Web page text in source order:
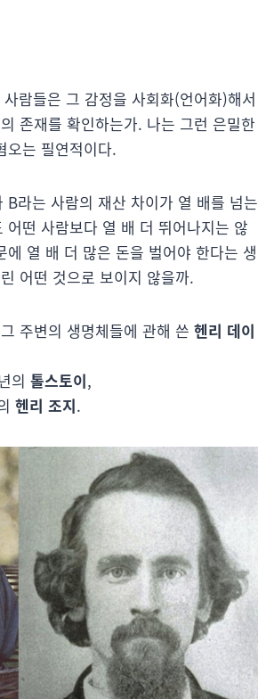
람들은 그 감정을 사회화(언어화)해서
존재를 확인하는가. 나는 그런 은밀한
오는 필연적이다.
라는 사람의 재산 차이가 열 배를 넘는
떤 사람보다 열 배 더 뛰어나지는 않
열 배 더 많은 돈을 벌어야 한다는 생
어떤 것으로 보이지 않을까.
주변의 생명체들에 관해 쓴 헨리 데이
의 톨스토이,
헨리 조지.